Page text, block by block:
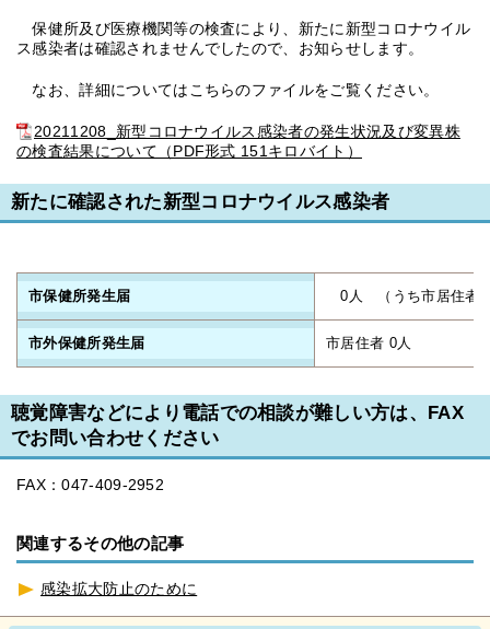
保健所及び医療機関等の検査により、新たに新型コロナウイル
ス感染者は確認されませんでしたので、お知らせします。
なお、詳細についてはこちらのファイルをご覧ください。
20211208_新型コロナウイルス感染者の発生状況及び変異株
の検査結果について（PDF形式 151キロバイト）
新たに確認された新型コロナウイルス感染者
市保健所発生届 0人 （うち市居住者
市外保健所発生届 市居住者 0人
聴覚障害などにより電話での相談が難しい方は、FAX
でお問い合わせください
FAX：047-409-2952
関連するその他の記事
感染拡大防止のために